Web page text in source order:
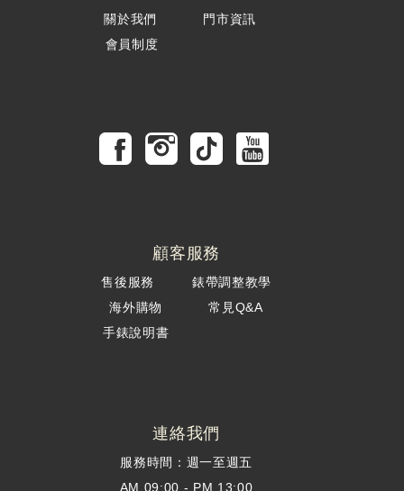
關於我們
門市資訊
會員制度
顧客服務
售後服務 錶帶調整教學
海外購物常見Q&A
手錶說明書
連絡我們
服務時間：週一至週五
AM 09:00 - PM 13:00